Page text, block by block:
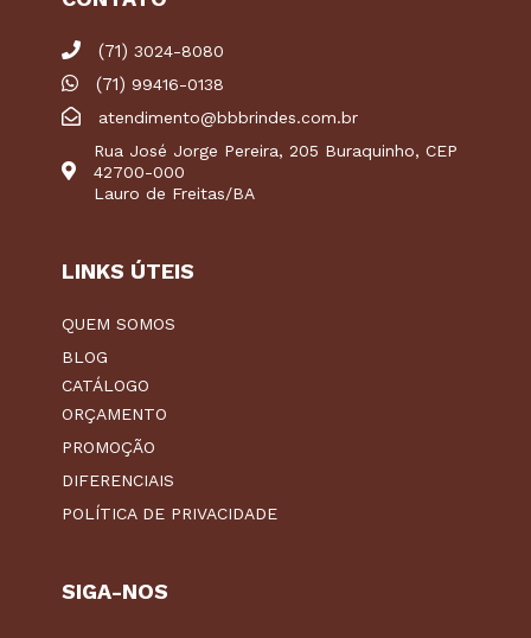
(71) 3024-8080
(71) 99416-0138
atendimento@bbbrindes.com.br
Rua José Jorge Pereira, 205 Buraquinho, CEP
42700-000
Lauro de Freitas/BA
LINKS ÚTEIS
QUEM SOMOS
BLOG
CATÁLOGO
ORÇAMENTO
PROMOÇÃO
DIFERENCIAIS
POLÍTICA DE PRIVACIDADE
SIGA-NOS